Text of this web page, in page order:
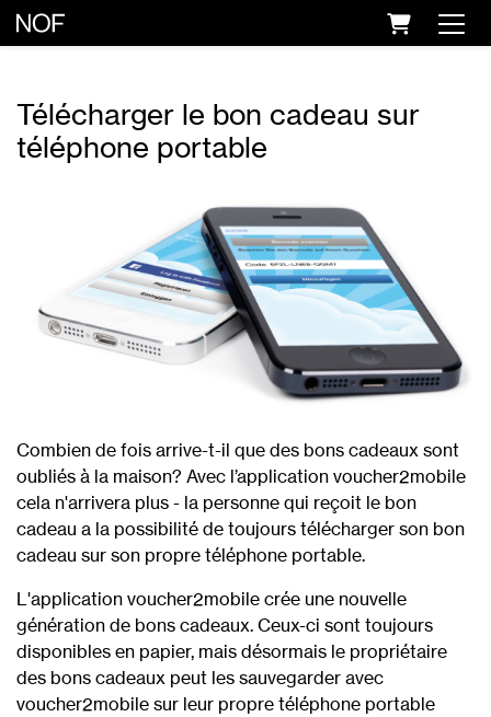
PANIER
Télécharger le bon cadeau sur
téléphone portable
Combien de fois arrive-t-il que des bons cadeaux sont
oubliés à la maison? Avec l’application voucher2mobile
cela n'arrivera plus - la personne qui reçoit le bon
cadeau a la possibilité de toujours télécharger son bon
cadeau sur son propre téléphone portable.
L'application voucher2mobile crée une nouvelle
génération de bons cadeaux. Ceux-ci sont toujours
disponibles en papier, mais désormais le propriétaire
des bons cadeaux peut les sauvegarder avec
voucher2mobile sur leur propre téléphone portable